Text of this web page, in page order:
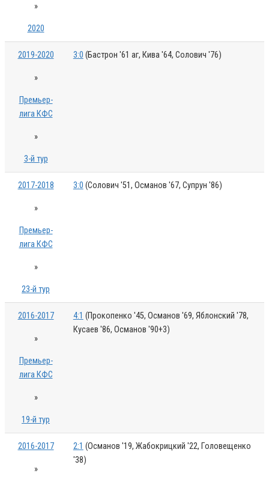
»
2020
2019-2020
»
Премьер-
лига КФС
»
3-й тур
3:0 (Бастрон '61 аг, Кива '64, Солович '76)
2017-2018
»
Премьер-
лига КФС
»
23-й тур
3:0 (Солович '51, Османов '67, Супрун '86)
2016-2017
»
Премьер-
лига КФС
»
19-й тур
4:1 (Прокопенко '45, Османов '69, Яблонский '78,
Кусаев '86, Османов '90+3)
2016-2017
»
2:1 (Османов '19, Жабокрицкий '22, Головещенко
'38)